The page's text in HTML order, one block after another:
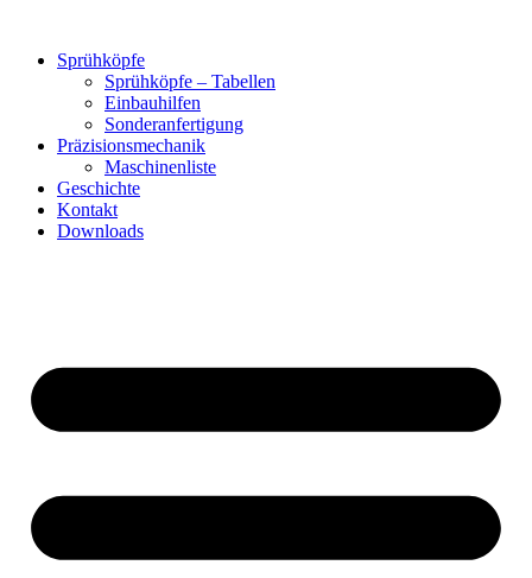
springenSprühköpfe
Sprühköpfe – Tabellen
Einbauhilfen
Sonderanfertigung
Präzisionsmechanik
Maschinenliste
Geschichte
Kontakt
Downloads